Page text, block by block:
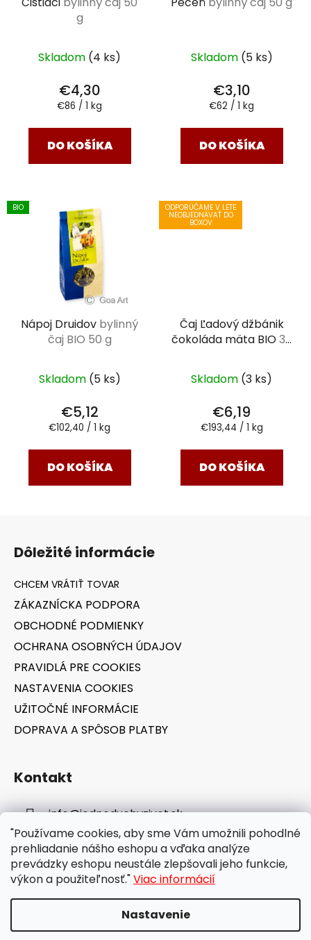
"Používame cookies, aby sme Vám umožnili pohodlné
prehliadanie nášho eshopu a vďaka analýze
prevádzky eshopu neustále zlepšovali jeho funkcie,
výkon a použiteľnosť."Viac informácií
Nastavenie
g
Skladom (4 ks)
€4,30
Jednotková
€86 / 1 kg
DO KOŠÍKA
Skladom (5 ks)
€3,10
Jednotková
€62 / 1 kg
DO KOŠÍKA
BIO
Nápoj Druidov bylinný
čaj BIO 50 g
Skladom (5 ks)
€5,12
Jednotková
€102,40 / 1 kg
DO KOŠÍKA
ODPORÚČAME V LETE
NEOBJEDNÁVAŤ DO
BOXOV
Čaj Ľadový džbánik
čokoláda mäta BIO32
Skladom (3 ks)
€6,19
Jednotková
€193,44 / 1 kg
DO KOŠÍKA
Dôležité informácie
ZÁKAZNÍCKA PODPORA
OBCHODNÉ PODMIENKY
OCHRANA OSOBNÝCH ÚDAJOV
PRAVIDLÁ PRE COOKIES
NASTAVENIA COOKIES
UŽITOČNÉ INFORMÁCIE
DOPRAVA A SPÔSOB PLATBY
Kontakt
info@jednoduchyzivot.sk
E-shop: 0948 647 767